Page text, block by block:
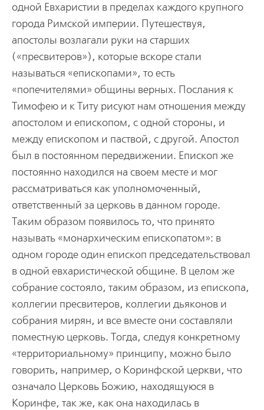
одной Евхаристии в пределах каждого крупного
города Римской империи. Путешествуя,
апостолы возлагали руки на старших
(«пресвитеров»), которые вскоре стали
называться «епископами», то есть
«попечителями» общины верных. Послания к
Тимофею и к Титу рисуют нам отношения между
апостолом и епископом, с одной стороны, и
между епископом и паствой, с другой. Апостол
был в постоянном передвижении. Епископ же
постоянно находился на своем месте и мог
рассматриваться как уполномоченный,
ответственный за церковь в данном городе.
Таким образом появилось то, что принято
называть «монархическим епископатом»: в
одном городе один епископ председательствовал
в одной евхаристической общине. В целом же
собрание состояло, таким образом, из епископа,
коллегии пресвитеров, коллегии дьяконов и
собрания мирян, и все вместе они составляли
поместную церковь. Тогда, следуя конкретному
«территориальному» принципу, можно было
говорить, например, о Коринфской церкви, что
означало Церковь Божию, находящуюся в
Коринфе, так же, как она находилась в